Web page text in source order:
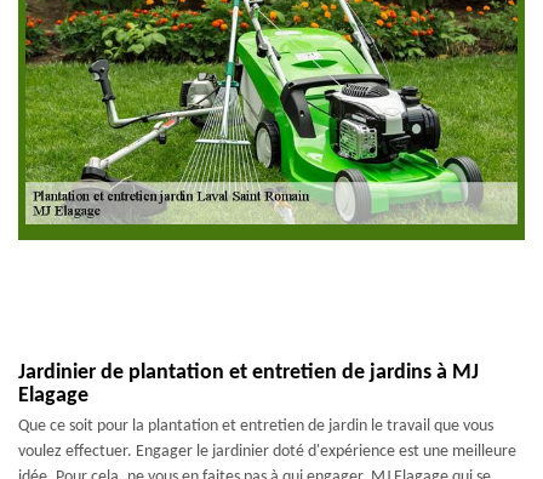
Jardinier de plantation et entretien de jardins à MJ
Elagage
Que ce soit pour la plantation et entretien de jardin le travail que vous
voulez effectuer. Engager le jardinier doté d'expérience est une meilleure